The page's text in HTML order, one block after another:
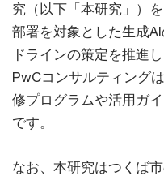
究（以下「本研究」）
部署を対象とした生成
ドラインの策定を推進
PwCコンサルティング
修プログラムや活用ガ
です。
なお、本研究はつくば